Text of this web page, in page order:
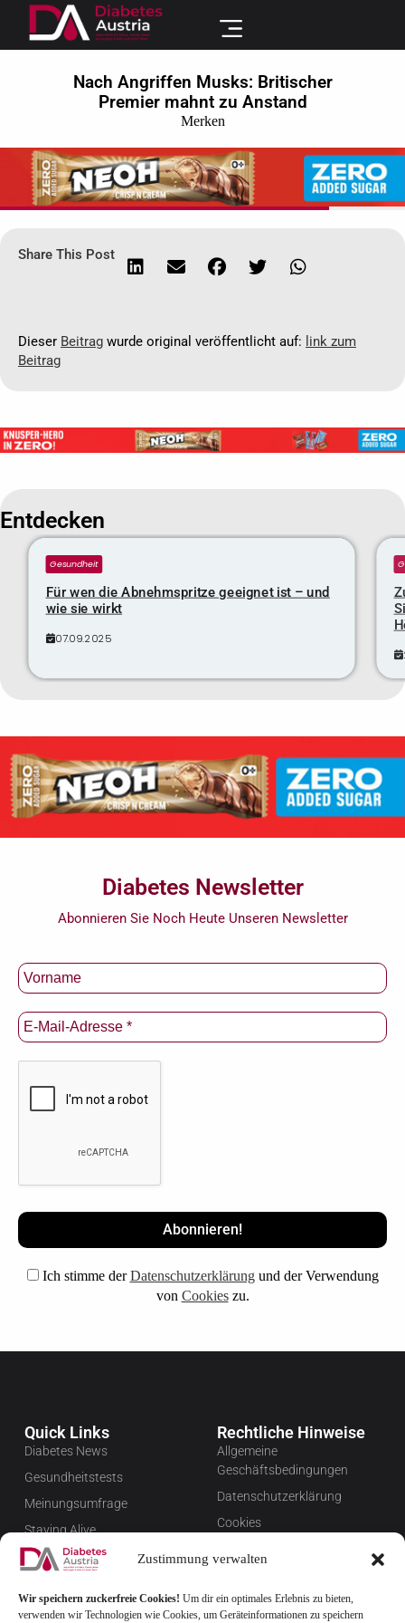
Zustimmung verwalten
Wir speichern zuckerfreie Cookies! Um dir ein optimales Erlebnis zu bieten,
verwenden wir Technologien wie Cookies, um Geräteinformationen zu speichern
Nach Angriffen Musks: Britischer
Premier mahnt zu Anstand
Merken
Share This Post
Dieser Beitrag wurde original veröffentlicht auf: link zum
Beitrag
Entdecken
Gesundheit
Für wen die Abnehmspritze geeignet ist – und
wie sie wirkt
07.09.2025
Diabetes Newsletter
Abonnieren Sie Noch Heute Unseren Newsletter
Ich stimme derDatenschutzerklärungund der Verwendung
von Cookieszu.
Quick Links
Diabetes News
Gesundheitstests
Meinungsumfrage
Staying Alive
Favoriten
Rechtliche Hinweise
Allgemeine
Geschäftsbedingungen
Datenschutzerklärung
Cookies
Newsletter verwalten